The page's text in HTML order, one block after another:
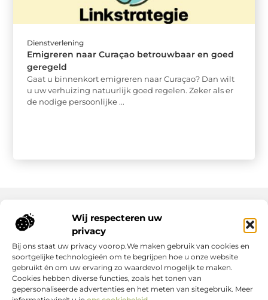
Wij respecteren uw
privacy
Bij ons staat uw privacy voorop.We maken gebruik van cookies en
soortgelijke technologieën om te begrijpen hoe u onze website
gebruikt én om uw ervaring zo waardevol mogelijk te maken.
Cookies hebben diverse functies, zoals het tonen van
gepersonaliseerde advertenties en het meten van sitegebruik. Meer
Dienstverlening
Emigreren naar Curaçao betrouwbaar en goed
geregeld
Gaat u binnenkort emigreren naar Curaçao? Dan wilt
u uw verhuizing natuurlijk goed regelen. Zeker als er
de nodige persoonlijke ...
Onze informatie